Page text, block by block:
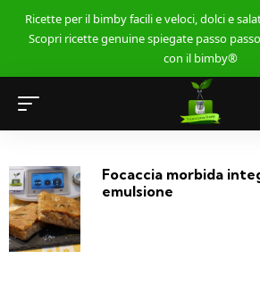
Ricette per il bimby facili e veloci, dolci e
Scopri ricette genuine spiegate passo
con il bimby®
Focaccia morbida
emulsione